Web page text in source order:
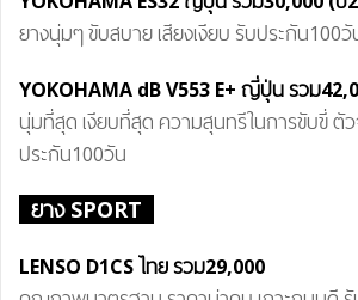
ยางนุ่มๆ ขับสบาย เสียงเงียบ รับประกัน100วั
YOKOHAMA dBV553 E+ ญี่ปุ่นรวม42,0
นุ่มที่สุด เงียบที่สุด ความสุนทรีในการขับขี่ ตั
ประกัน100วัน
ยาง SPORT
LENSO D1CS ไทย รวม29,000